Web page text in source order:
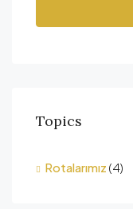
Topics
Rotalarımız (4)